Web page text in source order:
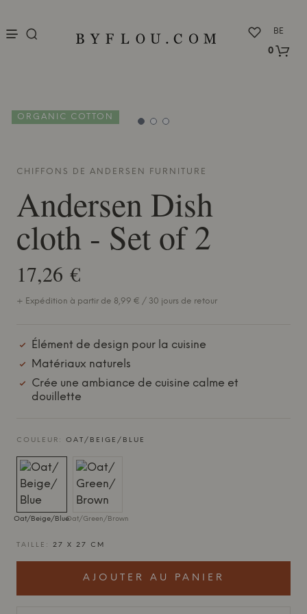
BE
0
ORGANIC COTTON
CHIFFONS DE ANDERSEN FURNITURE
Andersen Dish
cloth - Set of 2
17,26 €
+ Expédition à partir de 8,99 € / 30 jours de retour
Élément de design pour la cuisine
Matériaux naturels
Crée une ambiance de cuisine calme et
douillette
COULEUR: OAT/BEIGE/BLUE
Oat/Beige/BlueOat/Green/Brown
TAILLE: 27 X 27 CM
AJOUTER AU PANIER